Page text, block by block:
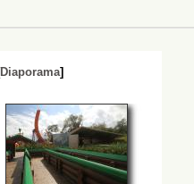
Diaporama]